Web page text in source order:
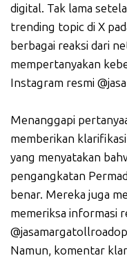
digital. Tak lama
trending topic di X
berbagai reaksi dari
mempertanyakan
Instagram resmi
Menanggapi
memberikan
yang menyatakan
pengangkatan
benar. Mereka juga
memeriksa informasi
Namun, komentar